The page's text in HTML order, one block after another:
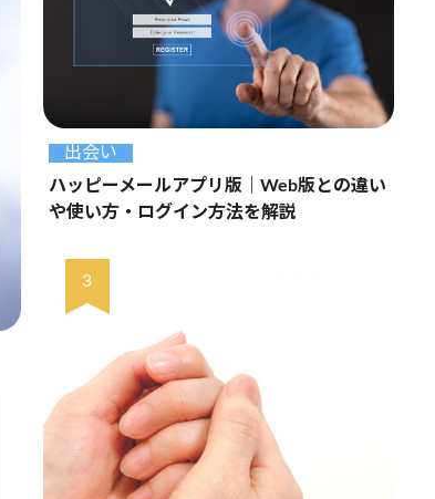
出会い
ハッピーメールアプリ版｜Web版との違い
や使い方・ログイン方法を解説